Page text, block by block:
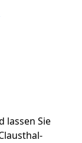
lassen Sie